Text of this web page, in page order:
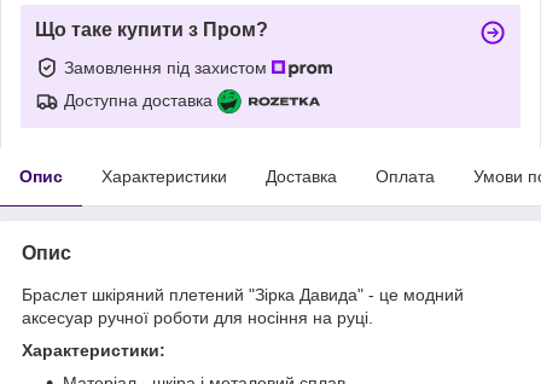
Що таке купити з Пром?
Замовлення під захистом
Доступна доставка
Опис Характеристики Доставка Оплата Умови
Опис
Браслет шкіряний плетений "Зірка Давида" - це модний
аксесуар ручної роботи для носіння на руці.
Характеристики: